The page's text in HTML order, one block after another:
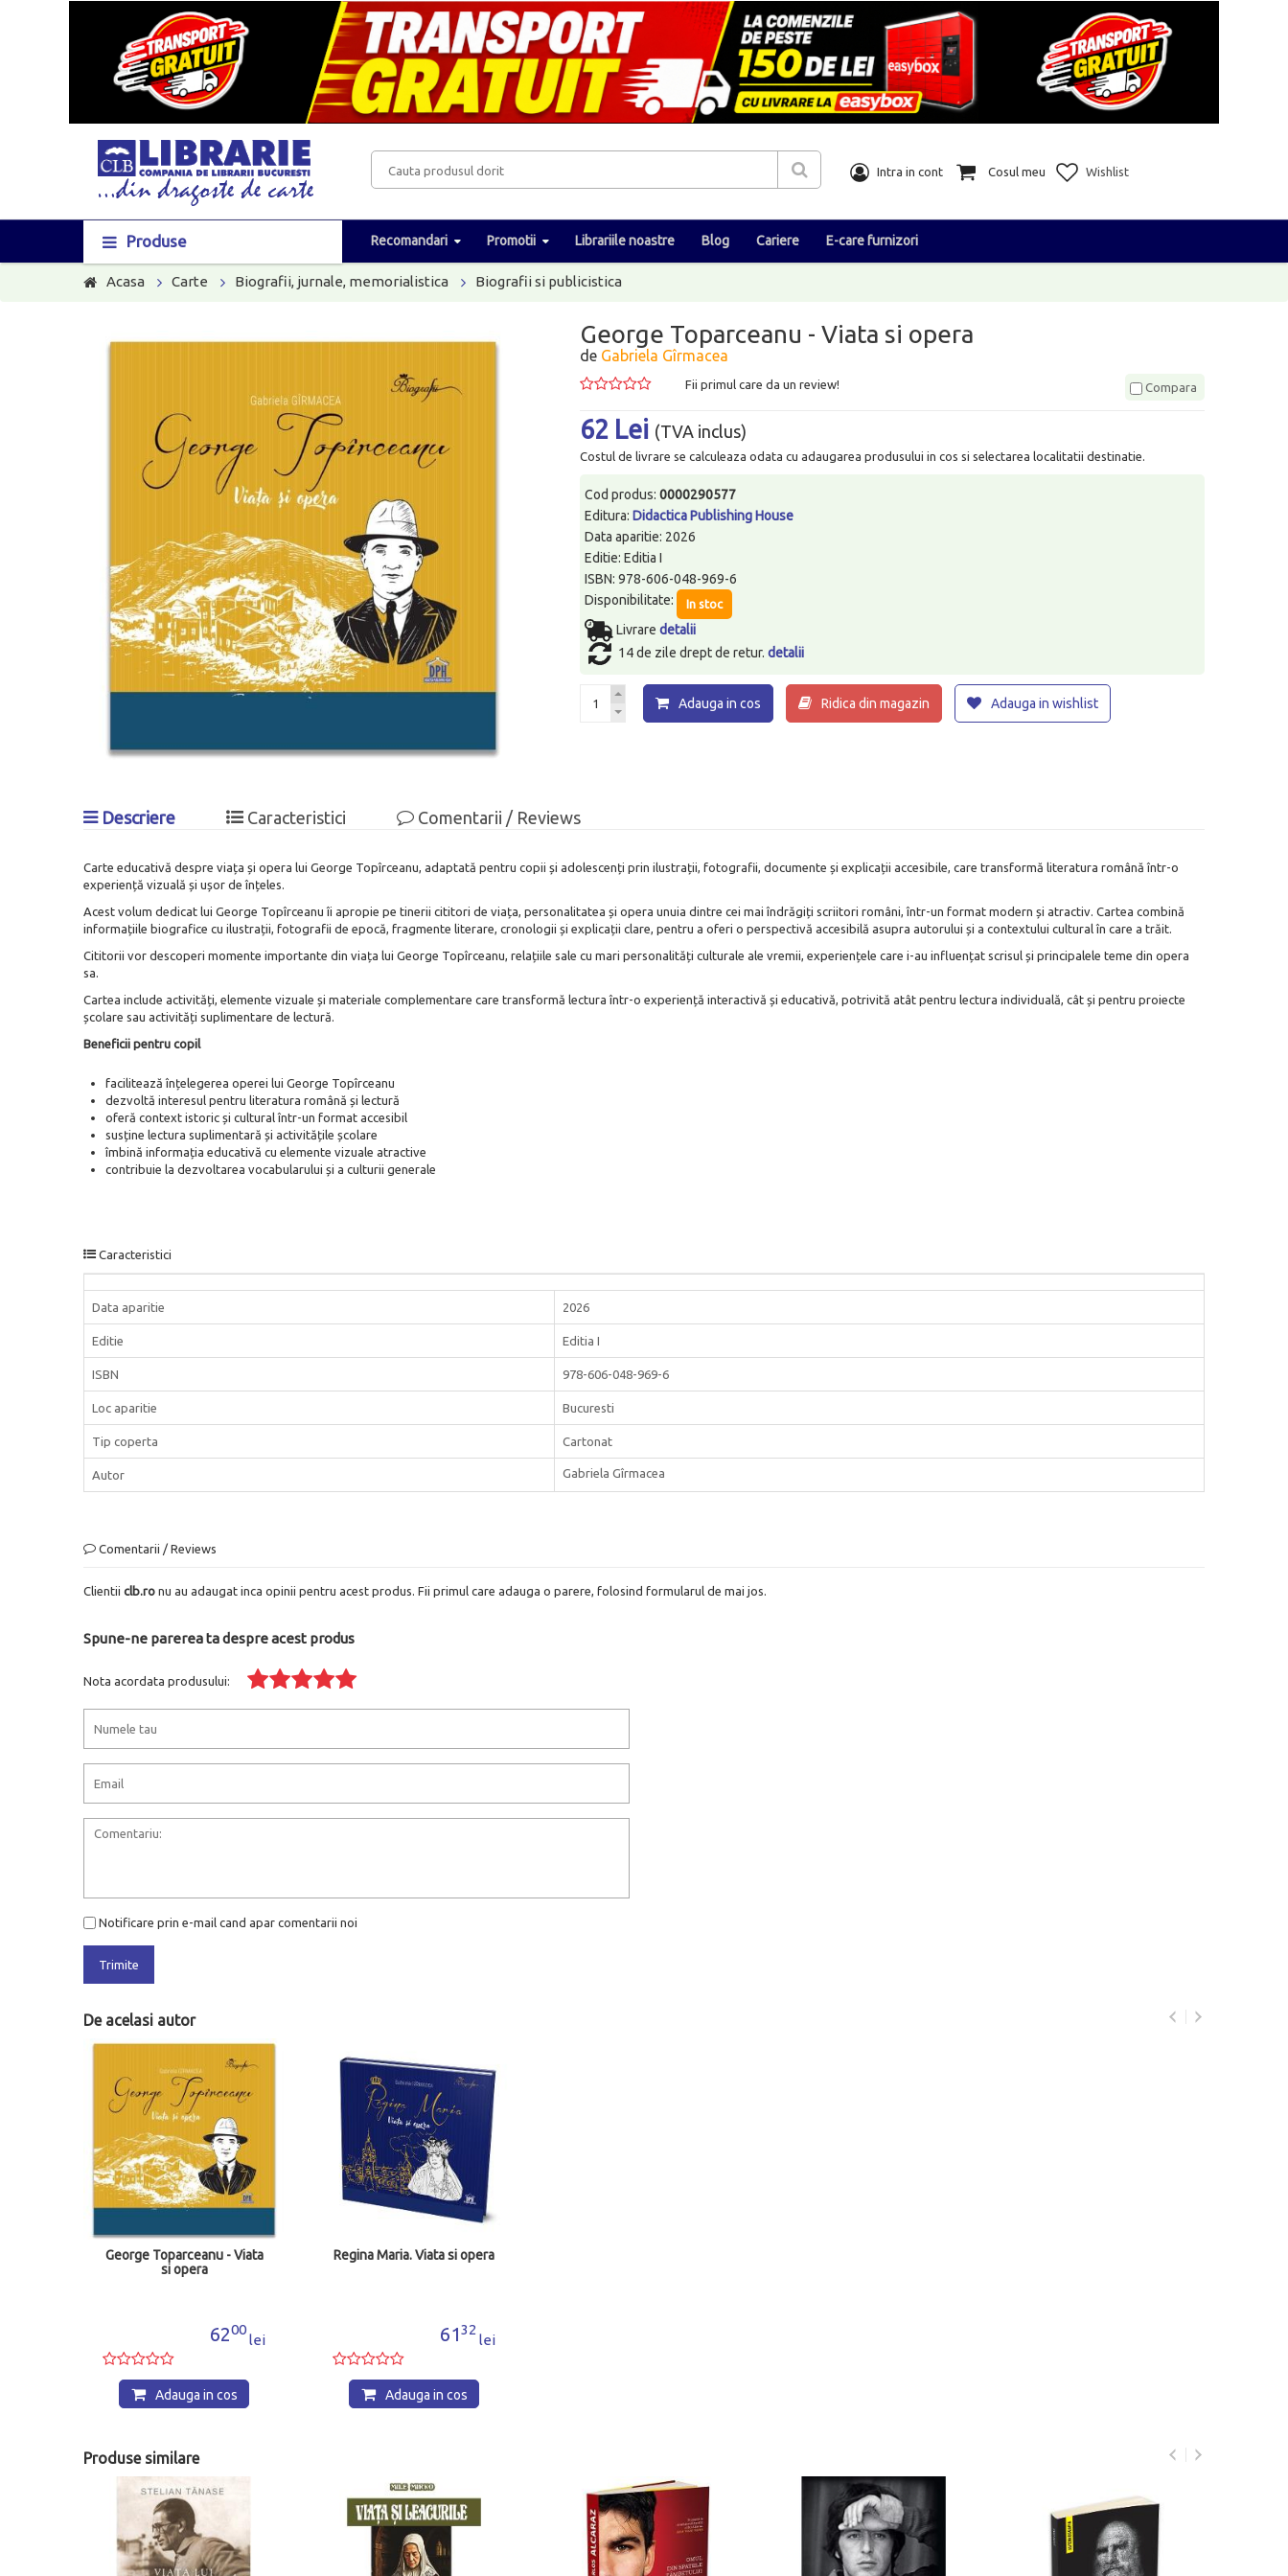
Intra in cont Cosul meu Wishlist
Produse Recomandari Promotii Librariile noastre Blog Cariere E-care furnizori
Acasa Carte Biografii, jurnale, memorialistica Biografii si publicistica
George Toparceanu - Viata si opera
de Gabriela Gîrmacea
Fii primul care da un review! Compara
62 Lei (TVA inclus)
Costul de livrare se calculeaza odata cu adaugarea produsului in cos si selectarea localitatii destinatie.
Cod produs:0000290577
Editura:Didactica Publishing House
Data aparitie: 2026
Editie: Editia I
ISBN: 978-606-048-969-6
Disponibilitate:
In stoc
Livraredetalii
14 de zile drept de retur.detalii
Adauga in cos Ridica din magazin Adauga in wishlist
Descriere Caracteristici Comentarii / Reviews
Carte educativă despre viața și opera lui George Topîrceanu, adaptată pentru copii și adolescenți prin ilustrații, fotografii, documente și explicații accesibile, care transformă literatura română într-o
experiență vizuală și ușor de înțeles.
Acest volum dedicat lui George Topîrceanu îi apropie pe tinerii cititori de viața, personalitatea și opera unuia dintre cei mai îndrăgiți scriitori români, într-un format modern și atractiv. Cartea combină
informațiile biografice cu ilustrații, fotografii de epocă, fragmente literare, cronologii și explicații clare, pentru a oferi o perspectivă accesibilă asupra autorului și a contextului cultural în care a trăit.
Cititorii vor descoperi momente importante din viața lui George Topîrceanu, relațiile sale cu mari personalități culturale ale vremii, experiențele care i-au influențat scrisul și principalele teme din opera
sa.
Cartea include activități, elemente vizuale și materiale complementare care transformă lectura într-o experiență interactivă și educativă, potrivită atât pentru lectura individuală, cât și pentru proiecte
școlare sau activități suplimentare de lectură.
Beneficii pentru copil
facilitează înțelegerea operei lui George Topîrceanu
dezvoltă interesul pentru literatura română și lectură
oferă context istoric și cultural într-un format accesibil
susține lectura suplimentară și activitățile școlare
îmbină informația educativă cu elemente vizuale atractive
contribuie la dezvoltarea vocabularului și a culturii generale
Caracteristici
Data aparitie 2026
Editie Editia I
ISBN 978-606-048-969-6
Loc aparitie Bucuresti
Tip coperta Cartonat
Autor Gabriela Gîrmacea
Comentarii / Reviews
Clientii clb.ro nu au adaugat inca opinii pentru acest produs. Fii primul care adauga o parere, folosind formularul de mai jos.
Spune-ne parerea ta despre acest produs
Nota acordata produsului:
Notificare prin e-mail cand apar comentarii noi
Trimite
De acelasi autor
George Toparceanu - Viata
si opera
6200
lei
Adauga in cos
Regina Maria. Viata si opera
6132
lei
Adauga in cos
Produse similare
5500